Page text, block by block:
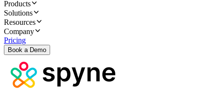
Products
Solutions
Resources
Company
Pricing
Book a Demo